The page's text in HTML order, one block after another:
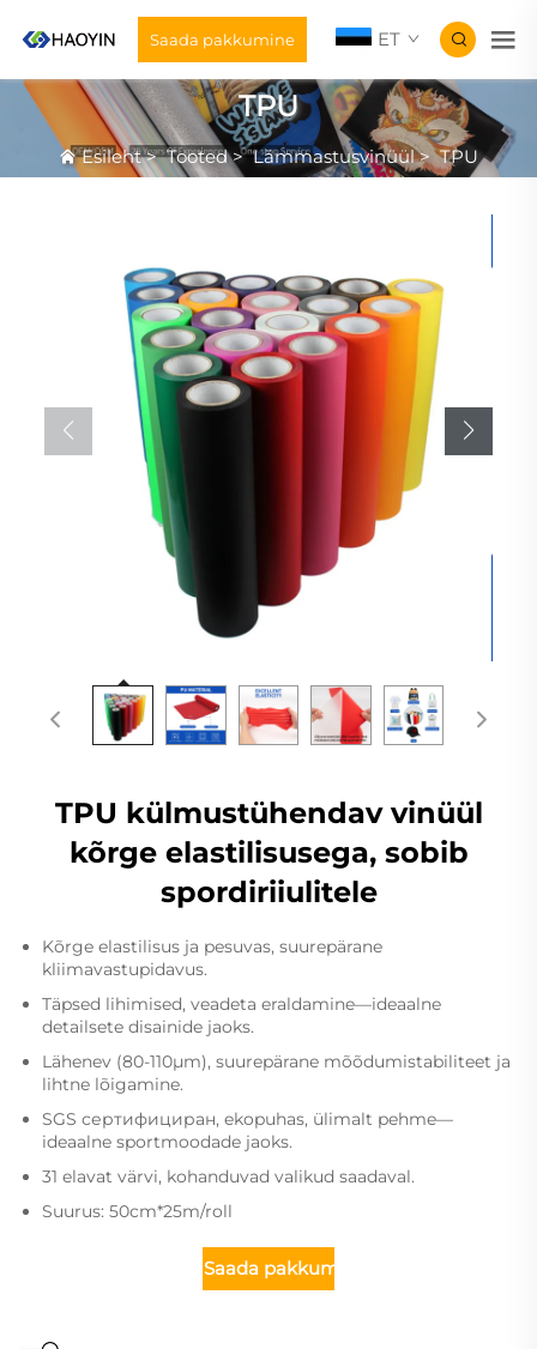
Saada pakkumine ET
TPU
Esileht>Tooted>Lämmastusvinüül>TPU
TPU külmustühendav vinüül
kõrge elastilisusega, sobib
spordiriiulitele
Kõrge elastilisus ja pesuvas, suurepärane
kliimavastupidavus.
Täpsed lihimised, veadeta eraldamine—ideaalne
detailsete disainide jaoks.
Lähenev (80-110μm), suurepärane mõõdumistabiliteet ja
lihtne lõigamine.
SGS сертифициран, ekopuhas, ülimalt pehme—
ideaalne sportmoodade jaoks.
31 elavat värvi, kohanduvad valikud saadaval.
Suurus: 50cm*25m/roll
Saada pakkumine